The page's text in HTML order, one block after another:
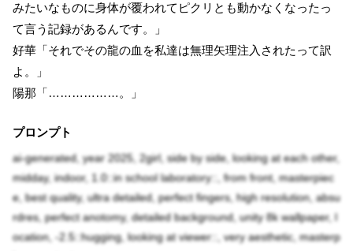
みたいなものに身体が覆われてピクリとも動かなくなったっ
て言う記録があるんです。」
好華「それでその龍の血を私達は無理矢理注入されたって訳
よ。」
陽那「………………。」
プロンプト
ai-generated, year 2025, 2girl, side by side, looking at each other,
midday, indoor, 1.0::in school laboratory::, from front, masterpiec
e, best quality, ultra detailed, perfect fingers, high resolution, absu
rdres, perfect anotomy, detailed background, unity 8k wallpaper, l
ocation, -2.5::hugging, looking at viewer::, very aesthetic, masterp